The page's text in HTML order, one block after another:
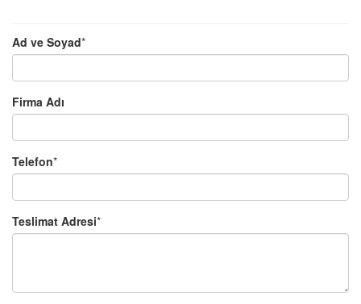
Ad ve Soyad*
Firma Adı
Telefon*
Teslimat Adresi*